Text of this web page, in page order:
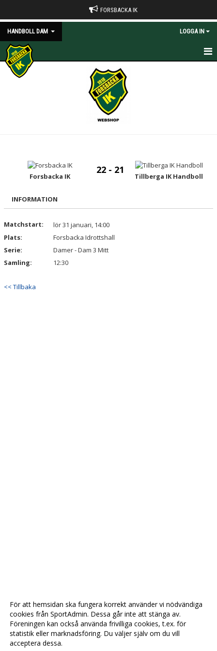
FORSBACKA IK
HANDBOLL DAM LOGGA IN
HEM
BILDGALLERI
DOKUMENT
Forsbacka IK
22 - 21
Tillberga IK Handboll
INFORMATION
Matchstart:
lör 31 januari, 14:00
Plats:
Forsbacka Idrottshall
Serie:
Damer - Dam 3 Mitt
Samling:
12:30
<< Tillbaka
För att hemsidan ska fungera korrekt använder vi nödvändiga
cookies från SportAdmin. Dessa går inte att stänga av.
Föreningen kan också använda frivilliga cookies, t.ex. för
statistik eller marknadsföring. Du väljer själv om du vill
acceptera dessa.